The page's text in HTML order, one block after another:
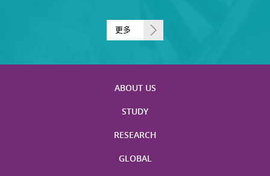
更多
ABOUT US
STUDY
RESEARCH
GLOBAL